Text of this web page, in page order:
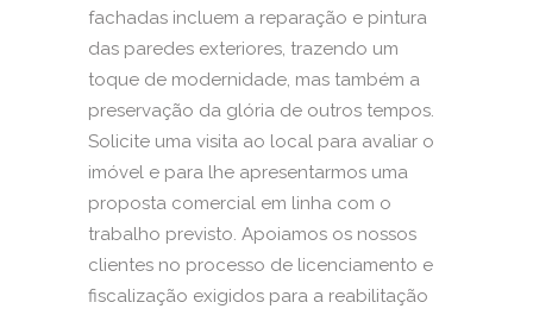
fachadas incluem a reparação e pintura
das paredes exteriores, trazendo um
toque de modernidade, mas também a
preservação da glória de outros tempos.
Solicite uma visita ao local para avaliar o
imóvel e para lhe apresentarmos uma
proposta comercial em linha com o
trabalho previsto. Apoiamos os nossos
clientes no processo de licenciamento e
fiscalização exigidos para a reabilitação